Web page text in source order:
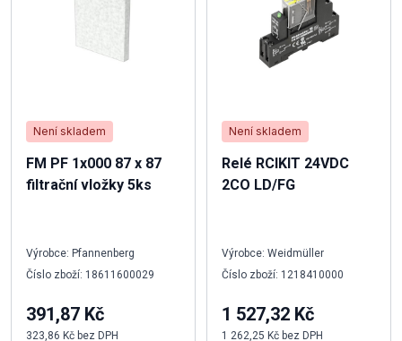
Není skladem
FM PF 1x000 87 x 87
filtrační vložky 5ks
Výrobce: Pfannenberg
Číslo zboží: 18611600029
391,87 Kč
323,86 Kč bez DPH
Není skladem
Relé RCIKIT 24VDC
2CO LD/FG
Výrobce: Weidmüller
Číslo zboží: 1218410000
1 527,32 Kč
1 262,25 Kč bez DPH